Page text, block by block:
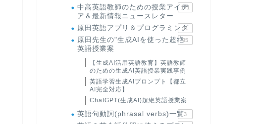
中高英語教師のための授業アイデ
ア＆最新情報ニュースレター
171
原田英語アプリ＆プログラミング
31
原田先生の"生成AIを使った超絶
英語授業案
95
【生成AI活用英語教育】英語教師
のための生成AI英語授業実践事例
英語学習生成AIプロンプト【都立
AI完全対応】
ChatGPT(生成AI)超絶英語授業案
英語句動詞(phrasal verbs)一覧3